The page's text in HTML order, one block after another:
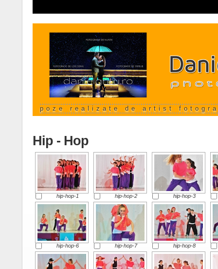
poze realizate de artist
Hip - Hop
hip-hop-1 hip-hop-2 hip-hop-3
hip-hop-6 hip-hop-7 hip-hop-8